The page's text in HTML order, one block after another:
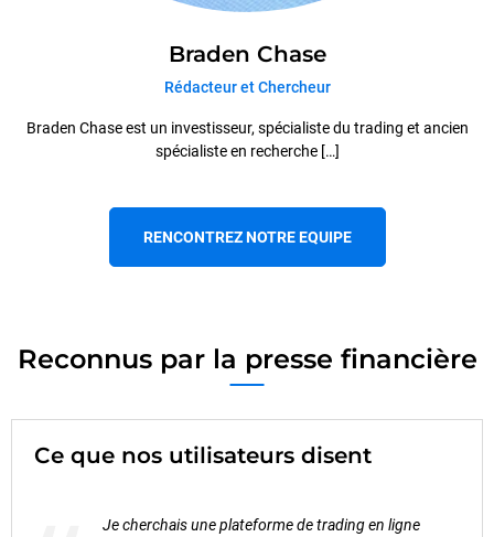
Braden Chase
Rédacteur et Chercheur
Braden Chase est un investisseur, spécialiste du trading et ancien
spécialiste en recherche […]
RENCONTREZ NOTRE EQUIPE
Reconnus par la presse financière
Ce que nos utilisateurs disent
Je cherchais une plateforme de trading en ligne